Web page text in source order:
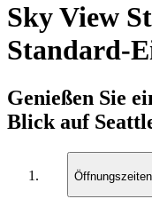
Sky View
Standard-
Genießen Sie
Blick auf
Öffnungszeiten